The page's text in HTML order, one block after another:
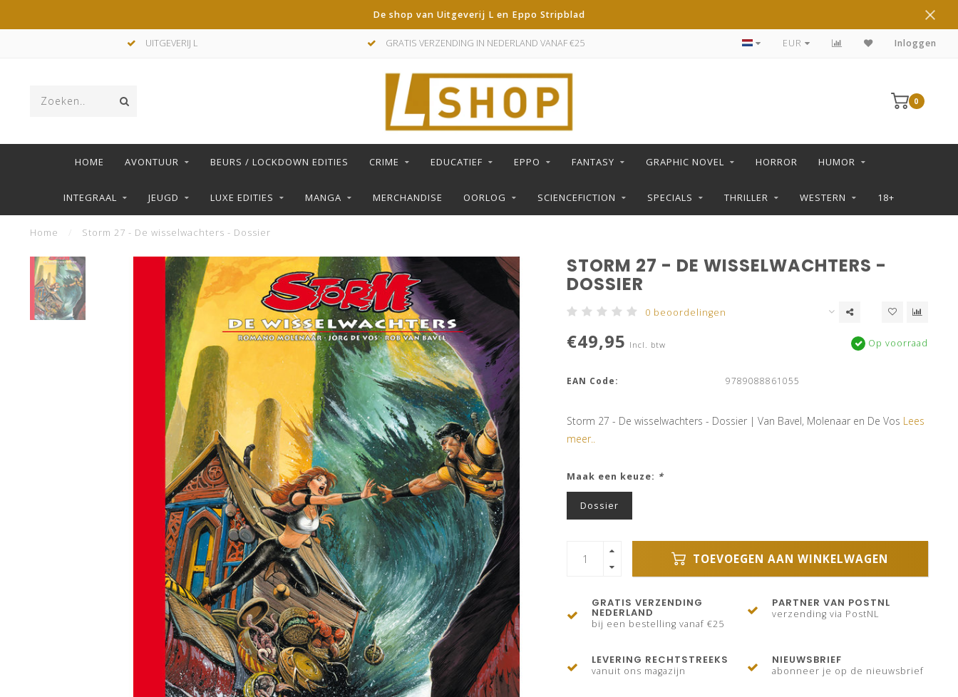
De shop van Uitgeverij L en Eppo Stripblad
UITGEVERIJ L GRATIS VERZENDING IN NEDERLAND VANAF €25 DE LEUKSTE STRIPS KOOP JE IN DE L SHOP
EUR Inloggen
0
HOME AVONTUUR BEURS / LOCKDOWN EDITIES CRIME EDUCATIEF EPPO FANTASY GRAPHIC NOVEL HORROR HUMOR
INTEGRAAL JEUGD LUXE EDITIES MANGA MERCHANDISE OORLOG SCIENCEFICTION SPECIALS THRILLER WESTERN 18+
Home Storm 27 - De wisselwachters - Dossier
STORM 27 - DE WISSELWACHTERS -
DOSSIER
0 beoordelingen
€49,95 Incl. btw Op voorraad
EAN Code: 9789088861055
Storm 27 - De wisselwachters - Dossier | Van Bavel, Molenaar en De Vos Lees
meer..
Maak een keuze: *
Dossier
TOEVOEGEN AAN WINKELWAGEN
GRATIS VERZENDING
NEDERLAND
bij een bestelling vanaf €25
PARTNER VAN POSTNL
verzending via PostNL
LEVERING RECHTSTREEKS
vanuit ons magazijn
NIEUWSBRIEF
abonneer je op de nieuwsbrief